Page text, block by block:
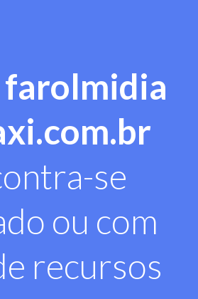
farolmidia
se
ou com
recursos